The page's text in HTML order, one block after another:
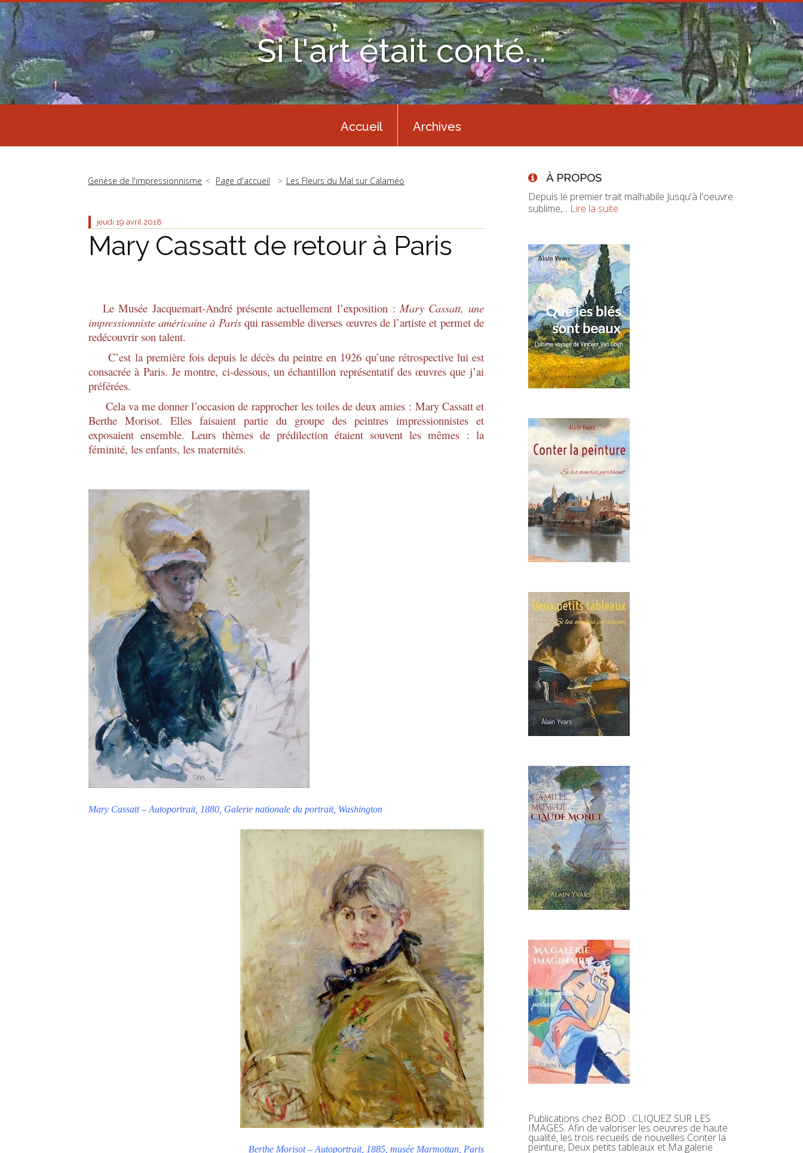
Si l'art était conté...
Accueil Archives
Genèse de l'impressionnisme Page d'accueil Les Fleurs du Mal sur Calaméo
jeudi 19 avril 2018
Mary Cassatt de retour à Paris
Le Musée Jacquemart-André présente actuellement l’exposition : Mary Cassatt, une
impressionniste américaine à Parisqui rassemble diverses œuvres de l’artiste et permet de
redécouvrir son talent.
C’est la première fois depuis le décès du peintre en 1926 qu’une rétrospective lui est
consacrée à Paris. Je montre, ci-dessous, un échantillon représentatif des œuvres que j’ai
préférées.
Cela va me donner l’occasion de rapprocher les toiles de deux amies : Mary Cassatt et
Berthe Morisot. Elles faisaient partie du groupe des peintres impressionnistes et
exposaient ensemble. Leurs thèmes de prédilection étaient souvent les mêmes : la
féminité, les enfants, les maternités.
Mary Cassatt – Autoportrait, 1880, Galerie nationale du portrait, Washington
Berthe Morisot – Autoportrait, 1885, musée Marmottan, Paris
À PROPOS
Depuis le premier trait malhabile Jusqu'à l'oeuvre
sublime,... Lire la suite
Publications chez BOD : CLIQUEZ SUR LES
IMAGES. Afin de valoriser les oeuvres de haute
qualité, les trois recueils de nouvelles Conter la
peinture, Deux petits tableaux et Ma galerie